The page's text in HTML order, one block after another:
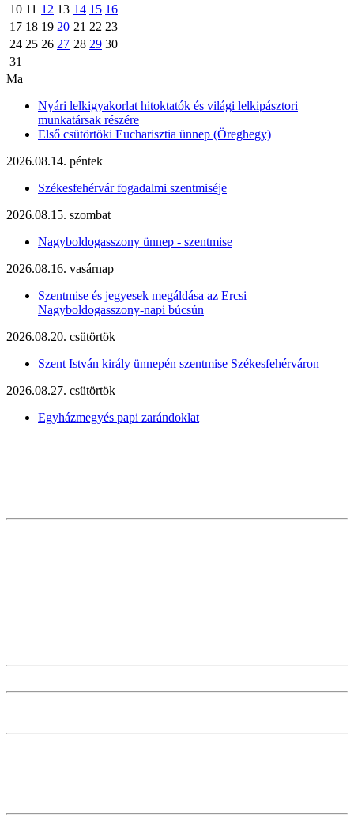
10 11 12 13 14 15 16
17 18 19 20 21 22 23
24 25 26 27 28 29 30
31
Ma
Nyári lelkigyakorlat hitoktatók és világi lelkipásztori
munkatársak részére
Első csütörtöki Eucharisztia ünnep (Öreghegy)
2026.08.14. péntek
Székesfehérvár fogadalmi szentmiséje
2026.08.15. szombat
Nagyboldogasszony ünnep - szentmise
2026.08.16. vasárnap
Szentmise és jegyesek megáldása az Ercsi
Nagyboldogasszony-napi búcsún
2026.08.20. csütörtök
Szent István király ünnepén szentmise Székesfehérváron
2026.08.27. csütörtök
Egyházmegyés papi zarándoklat